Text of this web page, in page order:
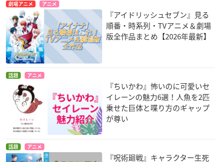
劇場アニメ アニメ
『アイドリッシュセブン』見る
順番・時系列・TVアニメ＆劇場
版全作品まとめ【2026年最新】
話題 アニメ
『ちいかわ』怖いのに可愛いセ
イレーンの魅力6選！人魚を2匹
乗せた巨体と喋り方のギャップ
が尊い
話題 アニメ
『呪術廻戦』キャラクター生死